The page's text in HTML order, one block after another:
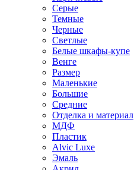
Серые
Темные
Черные
Светлые
Белые шкафы-купе
Венге
Размер
Маленькие
Большие
Средние
Отделка и материал
МДФ
Пластик
Alvic Luxe
Эмаль